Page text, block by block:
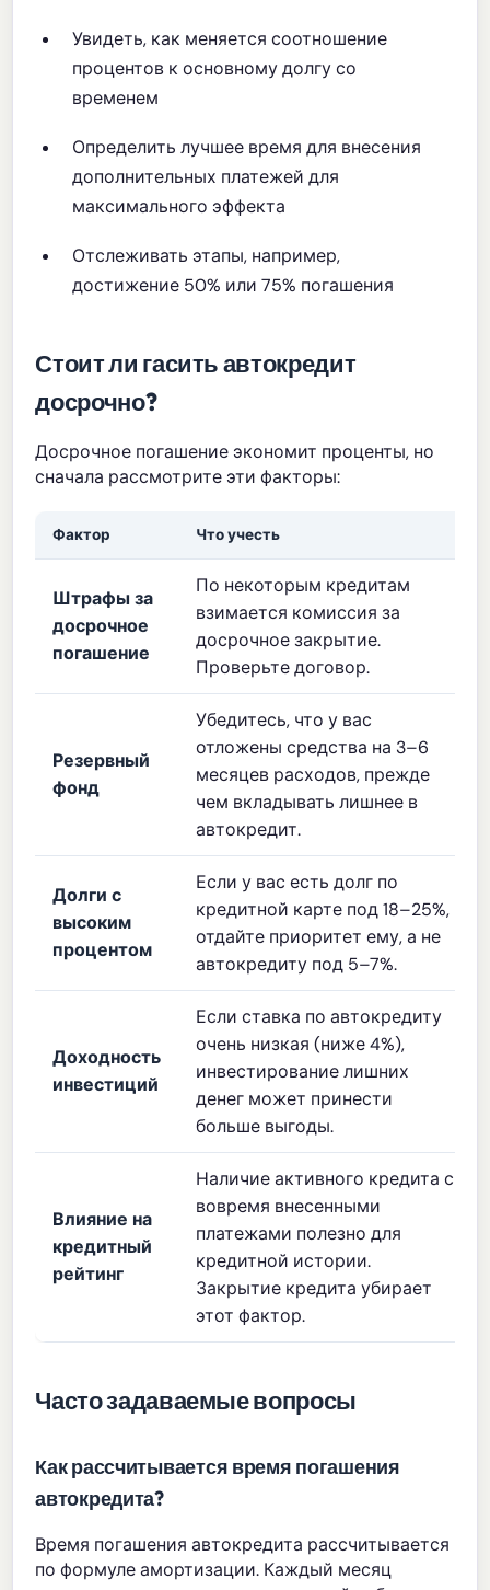
Увидеть, как меняется соотношение
процентов к основному долгу со
временем
Определить лучшее время для внесения
дополнительных платежей для
максимального эффекта
Отслеживать этапы, например,
достижение 50% или 75% погашения
Стоит ли гасить автокредит
досрочно?
Досрочное погашение экономит проценты, но
сначала рассмотрите эти факторы:
Фактор Что учесть
Штрафы за
досрочное
погашение
По некоторым кредитам
взимается комиссия за
досрочное закрытие.
Проверьте договор.
Резервный
фонд
Убедитесь, что у вас
отложены средства на 3–6
месяцев расходов, прежде
чем вкладывать лишнее в
автокредит.
Долги с
высоким
процентом
Если у вас есть долг по
кредитной карте под 18–25%,
отдайте приоритет ему, а не
автокредиту под 5–7%.
Доходность
инвестиций
Если ставка по автокредиту
очень низкая (ниже 4%),
инвестирование лишних
денег может принести
больше выгоды.
Влияние на
кредитный
рейтинг
Наличие активного кредита с
вовремя внесенными
платежами полезно для
кредитной истории.
Закрытие кредита убирает
этот фактор.
Часто задаваемые вопросы
Как рассчитывается время погашения
автокредита?
Время погашения автокредита рассчитывается
по формуле амортизации. Каждый месяц